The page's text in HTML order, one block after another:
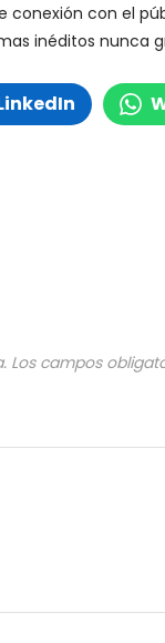
conexión con el
inéditos nunca
Los campos